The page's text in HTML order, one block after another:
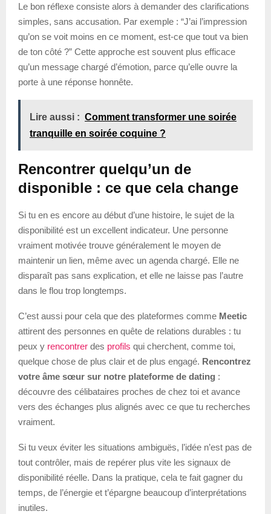
Le bon réflexe consiste alors à demander des clarifications
simples, sans accusation. Par exemple : “J’ai l’impression
qu’on se voit moins en ce moment, est-ce que tout va bien
de ton côté ?” Cette approche est souvent plus efficace
qu’un message chargé d’émotion, parce qu’elle ouvre la
porte à une réponse honnête.
Lire aussi : Comment transformer une soirée
tranquille en soirée coquine ?
Rencontrer quelqu’un de
disponible : ce que cela change
Si tu en es encore au début d’une histoire, le sujet de la
disponibilité est un excellent indicateur. Une personne
vraiment motivée trouve généralement le moyen de
maintenir un lien, même avec un agenda chargé. Elle ne
disparaît pas sans explication, et elle ne laisse pas l’autre
dans le flou trop longtemps.
C’est aussi pour cela que des plateformes comme Meetic
attirent des personnes en quête de relations durables : tu
peux y rencontrer des profils qui cherchent, comme toi,
quelque chose de plus clair et de plus engagé. Rencontrez
votre âme sœur sur notre plateforme de dating :
découvre des célibataires proches de chez toi et avance
vers des échanges plus alignés avec ce que tu recherches
vraiment.
Si tu veux éviter les situations ambiguës, l’idée n’est pas de
tout contrôler, mais de repérer plus vite les signaux de
disponibilité réelle. Dans la pratique, cela te fait gagner du
temps, de l’énergie et t’épargne beaucoup d’interprétations
inutiles.